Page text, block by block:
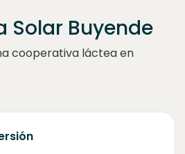
Solar Buyende
cooperativa láctea en